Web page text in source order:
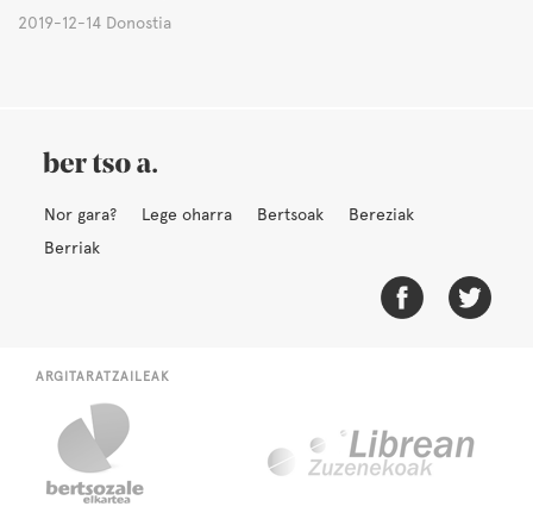
2019-12-14 Donostia
Nor gara? Lege oharra Bertsoak
Bereziak
Berriak
ARGITARATZAILEAK